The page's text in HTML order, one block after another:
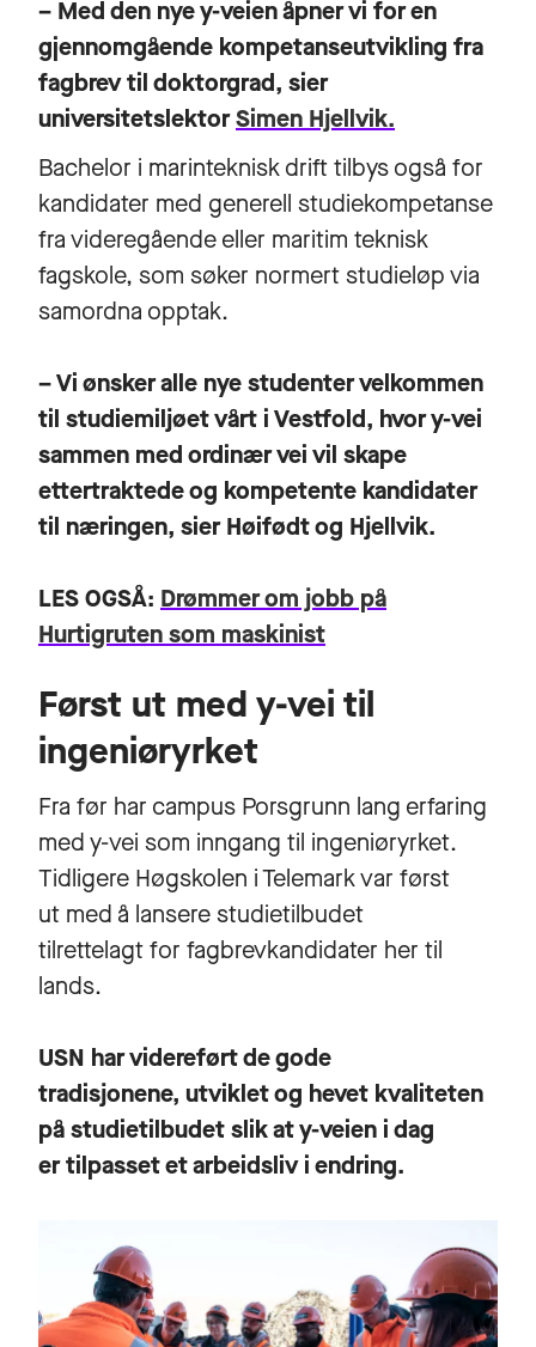
– Med den nye y-veien åpner vi for en
gjennomgående kompetanseutvikling fra
fagbrev til doktorgrad, sier
universitetslektorSimen Hjellvik.
Bachelor i marinteknisk drift tilbys også for
kandidater med generell studiekompetanse
fra videregående eller maritim teknisk
fagskole, som søker normert studieløp via
samordna opptak.
– Vi ønsker alle nye studenter velkommen
til studiemiljøet vårt i Vestfold, hvor y-vei
sammen med ordinær vei vil skape
ettertraktede og kompetente kandidater
til næringen, sier Høifødt og Hjellvik.
LES OGSÅ: Drømmer om jobb på
Hurtigruten som maskinist
Først ut med y-vei til
ingeniøryrket
Fra før har campus Porsgrunn lang erfaring
med y-vei som inngang til ingeniøryrket.
Tidligere Høgskolen i Telemark var først
ut med å lansere studietilbudet
tilrettelagt for fagbrevkandidater her til
lands.
USN har videreført de gode
tradisjonene, utviklet og hevet kvaliteten
på studietilbudet slik at y-veien i dag
er tilpasset et arbeidsliv i endring.